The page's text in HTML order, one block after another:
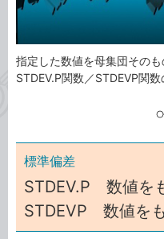
指定した数値を母集団そのも
STDEV.P関数／STDEVP関
標準偏差
STDEV.P 数値を
STDEVP 数値を